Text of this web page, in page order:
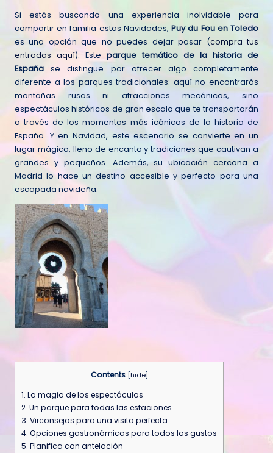
Si estás buscando una experiencia inolvidable para
compartir en familia estas Navidades,Puy du Fou en Toledo
es una opción que no puedes dejar pasar (compra tus
entradas aquí). Este parque temático de la historia de
España se distingue por ofrecer algo completamente
diferente a los parques tradicionales: aquí no encontrarás
montañas rusas ni atracciones mecánicas, sino
espectáculos históricos de gran escala que te transportarán
a través de los momentos más icónicos de la historia de
España. Y en Navidad, este escenario se convierte en un
lugar mágico, lleno de encanto y tradiciones que cautivan a
grandes y pequeños. Además, su ubicación cercana a
Madrid lo hace un destino accesible y perfecto para una
escapada navideña.
Contents hide]
1. La magia de los espectáculos
2. Un parque para todas las estaciones
3. Virconsejos para una visita perfecta
4. Opciones gastronómicas para todos los gustos
5. Planifica con antelación